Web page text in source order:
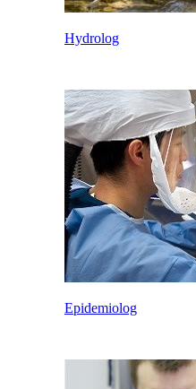
Hydrolog
Epidemiolog